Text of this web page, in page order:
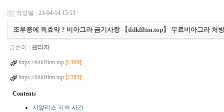
작성일 : 23-04-14 15:13
조루증에 특효약 ? 비아그라 금기사항 【tldkffltm.top】 무료비아그라 처
글쓴이 : 관리자
https://tldkffltm.top [1300]
https://tldkffltm.top [1283]
Contents
시알리스 지속 시간